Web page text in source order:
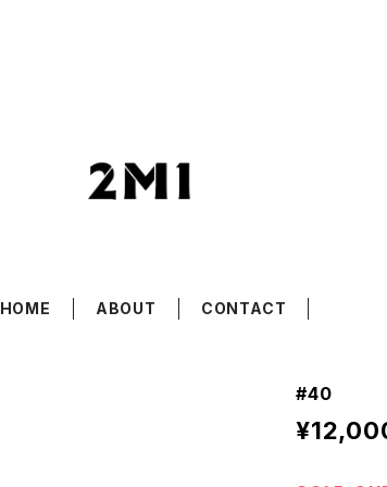
HOME ABOUT CONTACT
#40